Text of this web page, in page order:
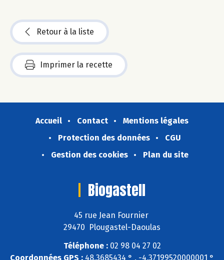
Retour à la liste
Imprimer la recette
Accueil Contact
Mentions légales
Protection des données
CGU
Gestion des cookies
Plan du site
Biogastell
45 rue Jean Fournier
29470 Plougastel-Daoulas
Téléphone :02 98 04 27 02
Coordonnées GPS : 48,3685434 ° , -4,37199520000001 °